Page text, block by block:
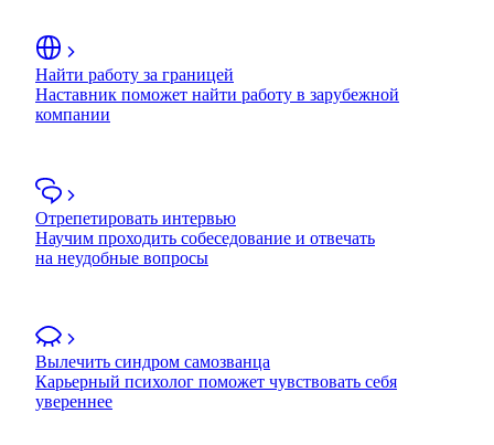
Найти работу за границей
Наставник поможет найти работу в зарубежной
компании
Отрепетировать интервью
Научим проходить собеседование и отвечать
на неудобные вопросы
Вылечить синдром самозванца
Карьерный психолог поможет чувствовать себя
увереннее